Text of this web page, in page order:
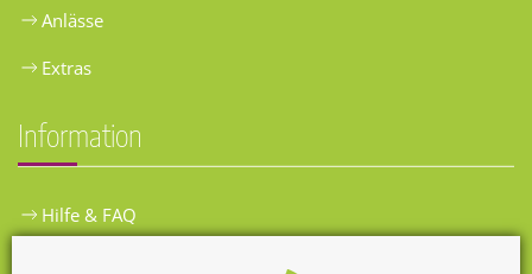
Anlässe
Extras
Information
Hilfe & FAQ